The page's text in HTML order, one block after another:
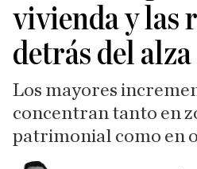
vivienda y las
detrás del alza
Los mayores
concentran tanto en
patrimonial como en